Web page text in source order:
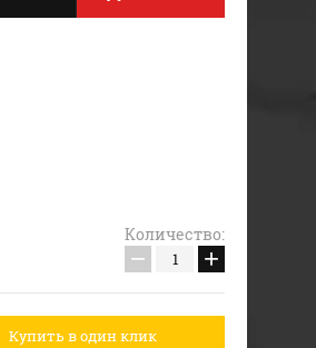
Количество:
− +
Купить в один клик